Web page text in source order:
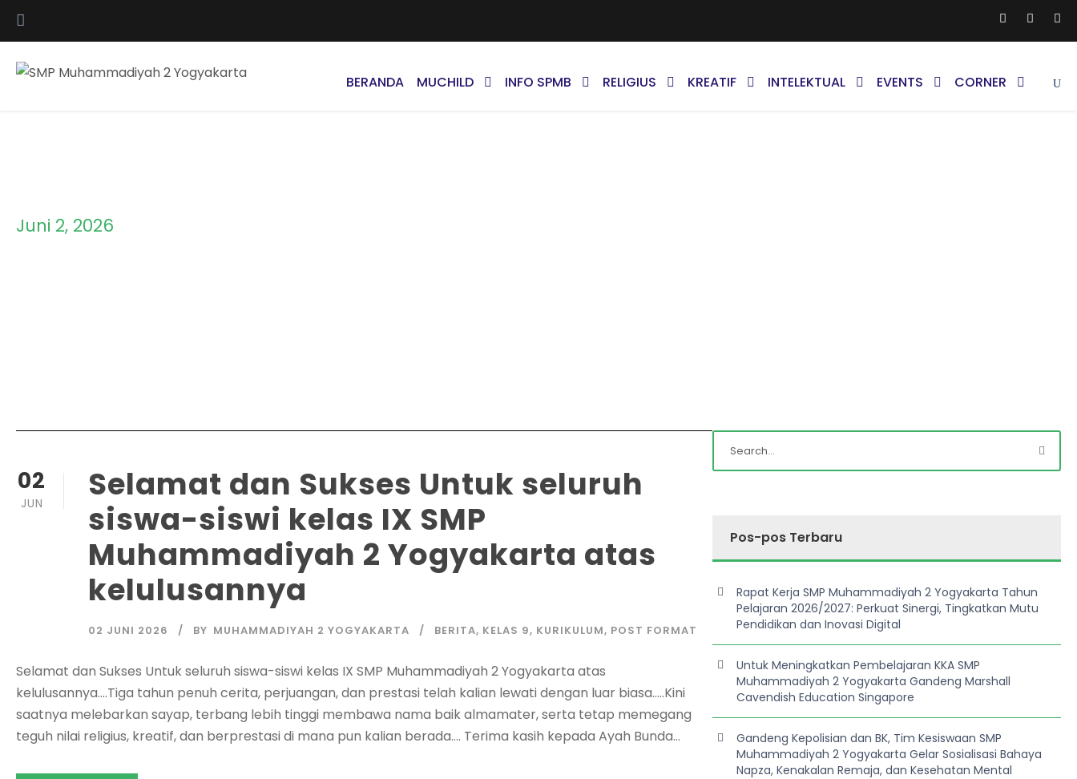
BERANDA MUCHILD INFO SPMB RELIGIUS KREATIF INTELEKTUAL EVENTS CORNER
Juni 2, 2026
02
JUN
​Selamat dan Sukses Untuk seluruh
siswa-siswi kelas IX SMP
Muhammadiyah 2 Yogyakarta atas
kelulusannya
02 JUNI 2026 BY MUHAMMADIYAH 2 YOGYAKARTA BERITA, KELAS 9, KURIKULUM, POST FORMAT
​Selamat dan Sukses Untuk seluruh siswa-siswi kelas IX SMP Muhammadiyah 2 Yogyakarta atas
kelulusannya….Tiga tahun penuh cerita, perjuangan, dan prestasi telah kalian lewati dengan luar biasa…..​Kini
saatnya melebarkan sayap, terbang lebih tinggi membawa nama baik almamater, serta tetap memegang
teguh nilai religius, kreatif, dan berprestasi di mana pun kalian berada…. ​Terima kasih kepada Ayah Bunda...
Pos-pos Terbaru
Rapat Kerja SMP Muhammadiyah 2 Yogyakarta Tahun
Pelajaran 2026/2027: Perkuat Sinergi, Tingkatkan Mutu
Pendidikan dan Inovasi Digital
Untuk Meningkatkan Pembelajaran KKA SMP
Muhammadiyah 2 Yogyakarta Gandeng Marshall
Cavendish Education Singapore
Gandeng Kepolisian dan BK, Tim Kesiswaan SMP
Muhammadiyah 2 Yogyakarta Gelar Sosialisasi Bahaya
Napza, Kenakalan Remaja, dan Kesehatan Mental